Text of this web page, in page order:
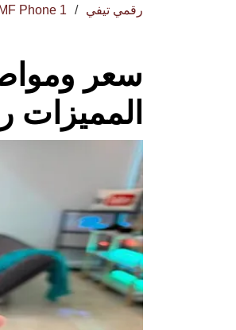
رقمي تيفي Phone 1